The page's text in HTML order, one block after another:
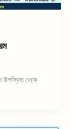
উপস্থিত থেকে